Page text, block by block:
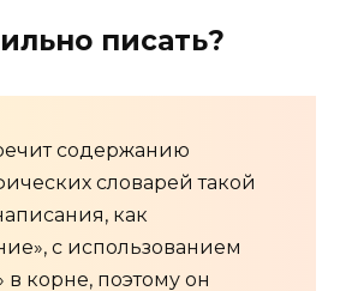
писать?
содержанию
словарей такой
как
с использованием
в корне, поэтому он